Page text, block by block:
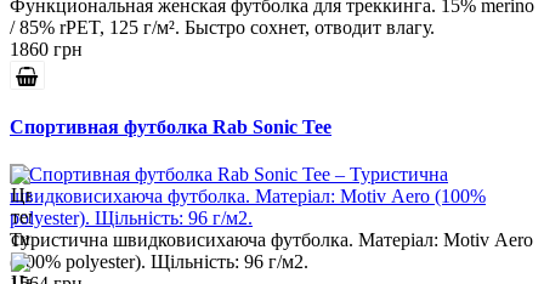
Функциональная женская футболка для треккинга. 15% merino
/ 85% rPET, 125 г/м². Быстро сохнет, отводит влагу.
1860 грн
Спортивная футболка Rab Sonic Tee
Туристична швидковисихаюча футболка. Матеріал: Motiv Aero
(100% polyester). Щільність: 96 г/м2.